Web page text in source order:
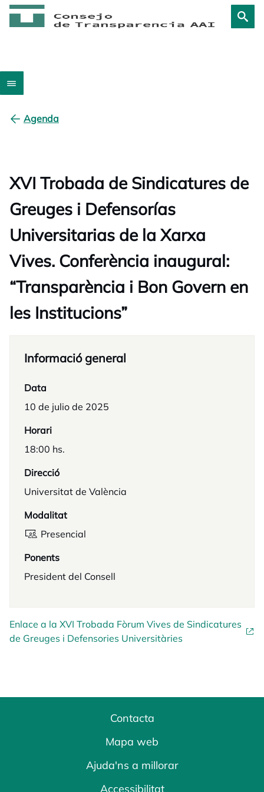
Agenda
XVI Trobada de Sindicatures de
Greuges i Defensorías
Universitarias de la Xarxa
Vives. Conferència inaugural:
“Transparència i Bon Govern en
les Institucions”
Informació general
Data
10 de julio de 2025
Horari
18:00 hs.
Direcció
Universitat de València
Modalitat
Presencial
Ponents
President del Consell
Enlace a la XVI Trobada Fòrum Vives de Sindicatures
de Greuges i Defensories Universitàries
Contacta
Mapa web
Ajuda'ns a millorar
Accessibilitat